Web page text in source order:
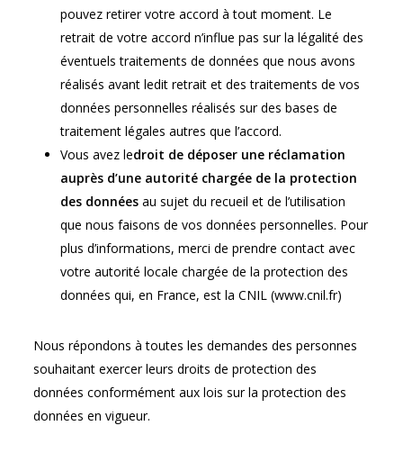
pouvez retirer votre accord à tout moment. Le
retrait de votre accord n’influe pas sur la légalité des
éventuels traitements de données que nous avons
réalisés avant ledit retrait et des traitements de vos
données personnelles réalisés sur des bases de
traitement légales autres que l’accord.
Vous avez ledroit de déposer une réclamation
auprès d’une autorité chargée de la protection
des donnéesau sujet du recueil et de l’utilisation
que nous faisons de vos données personnelles. Pour
plus d’informations, merci de prendre contact avec
votre autorité locale chargée de la protection des
données qui, en France, est la CNIL (www.cnil.fr)
Nous répondons à toutes les demandes des personnes
souhaitant exercer leurs droits de protection des
données conformément aux lois sur la protection des
données en vigueur.